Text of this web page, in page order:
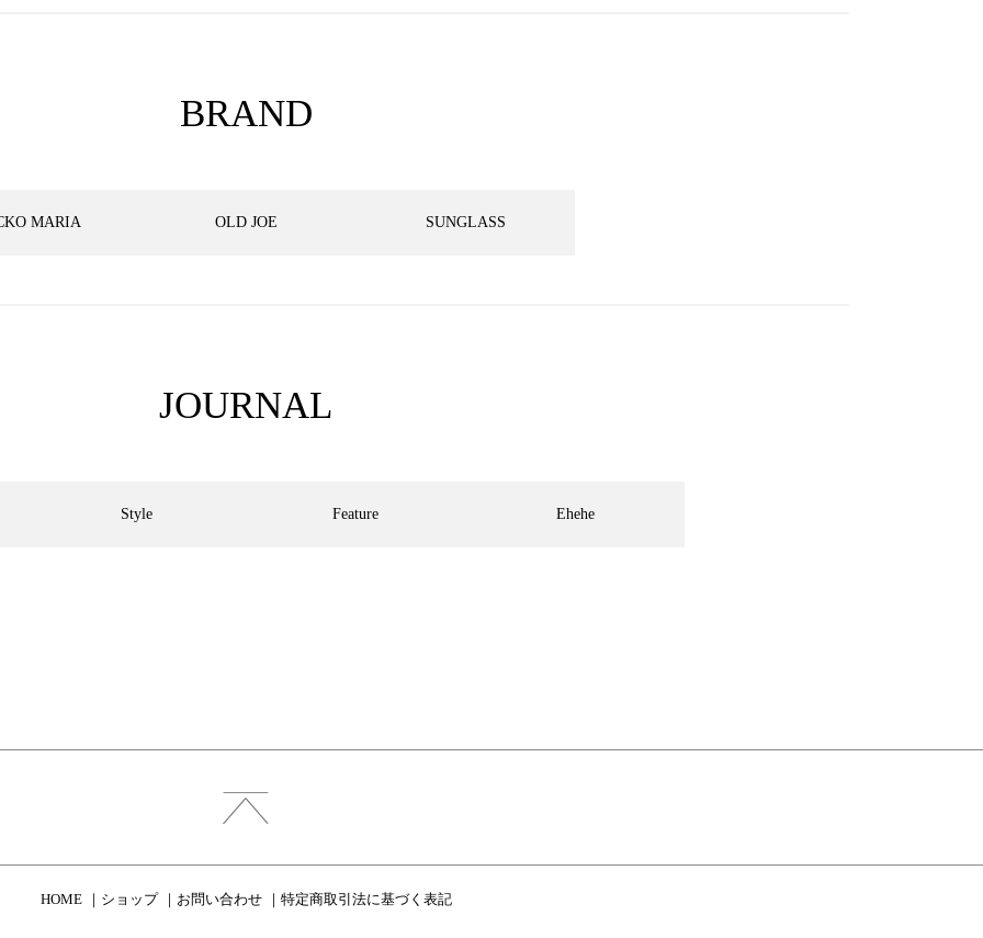
BRAND
MARIA OLD JOE SUNGLASS
JOURNAL
Style Feature Ehehe
HOME ショップ お問い合わせ 特定商取引法に基づく表記